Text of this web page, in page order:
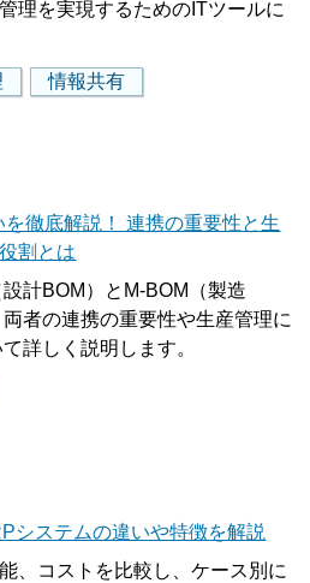
理を実現するためのITツールに
情報共有
徹底解説！ 連携の重要性と生
割とは
計BOM）とM-BOM（製造
者の連携の重要性や生産管理に
詳しく説明します。
システムの違いや特徴を解説
、コストを比較し、ケース別に